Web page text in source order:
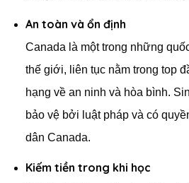
An toàn và ổn định
Canada là một trong những
thế giới, liên tục nằm trong top
hạng về an ninh và hòa bình.
bảo vệ bởi luật pháp và có
dân Canada.
Kiếm tiền trong khi học